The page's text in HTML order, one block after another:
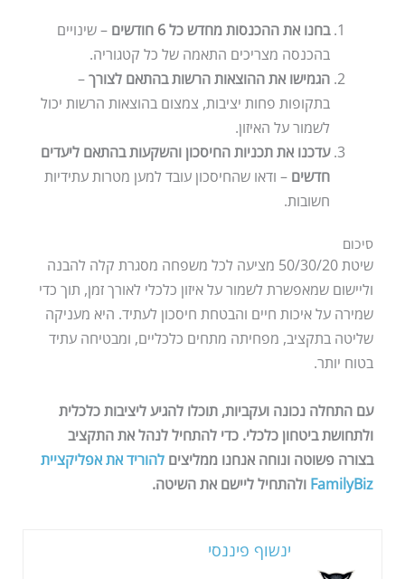
בחנו את ההכנסות מחדש כל 6 חודשים
– שינויים
בהכנסה מצריכים התאמה של כל קטגוריה.
הגמישו את ההוצאות הרשות בהתאם לצורך–
בתקופות פחות יציבות, צמצום בהוצאות הרשות יכול
לשמור על האיזון.
עדכנו את תכניות החיסכון והשקעות בהתאם ליעדים
חדשים – ודאו שהחיסכון עובד למען מטרות עתידיות
חשובות.
סיכום
שיטת 50/30/20 מציעה לכל משפחה מסגרת קלה להבנה
וליישום שמאפשרת לשמור על איזון כלכלי לאורך זמן, תוך כדי
שמירה על איכות חיים והבטחת חיסכון לעתיד. היא מעניקה
שליטה בתקציב, מפחיתה מתחים כלכליים, ומבטיחה עתיד
בטוח יותר.
עם התחלה נכונה ועקביות, תוכלו להגיע ליציבות כלכלית
ולתחושת ביטחון כלכלי. כדי להתחיל לנהל את התקציב
בצורה פשוטה ונוחה אנחנו ממליצים להוריד את אפליקציית
FamilyBiz ולהתחיל ליישם את השיטה.
ינשוף פיננסי